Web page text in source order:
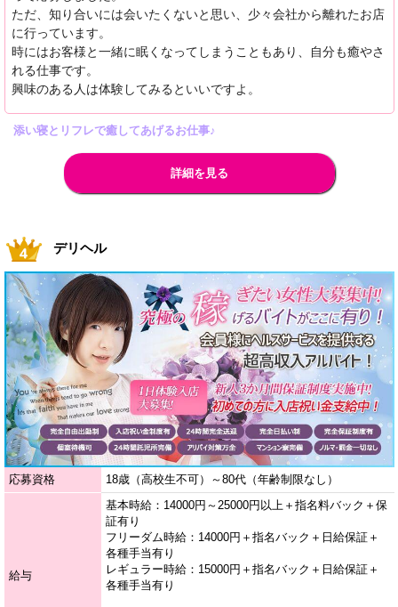
ただ、知り合いには会いたくないと思い、少々会社から離れたお店
に行っています。
時にはお客様と一緒に眠くなってしまうこともあり、自分も癒やさ
れる仕事です。
興味のある人は体験してみるといいですよ。
添い寝とリフレで癒してあげるお仕事♪
詳細を見る
デリヘル
応募資格 18歳（高校生不可）～80代（年齢制限なし）
給与
基本時給：14000円～25000円以上＋指名料バック＋保
証有り
フリーダム時給：14000円＋指名バック＋日給保証＋
各種手当有り
レギュラー時給：15000円＋指名バック＋日給保証＋
各種手当有り